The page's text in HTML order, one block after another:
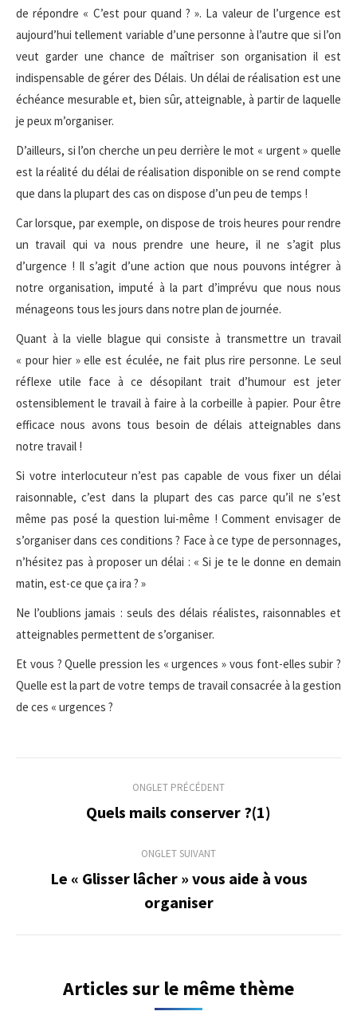
de répondre « C’est pour quand ? ». La valeur de l’urgence est
aujourd’hui tellement variable d’une personne à l’autre que si l’on
veut garder une chance de maîtriser son organisation il est
indispensable de gérer des Délais. Un délai de réalisation est une
échéance mesurable et, bien sûr, atteignable, à partir de laquelle
je peux m’organiser.
D’ailleurs, si l’on cherche un peu derrière le mot « urgent » quelle
est la réalité du délai de réalisation disponible on se rend compte
que dans la plupart des cas on dispose d’un peu de temps !
Car lorsque, par exemple, on dispose de trois heures pour rendre
un travail qui va nous prendre une heure, il ne s’agit plus
d’urgence ! Il s’agit d’une action que nous pouvons intégrer à
notre organisation, imputé à la part d’imprévu que nous nous
ménageons tous les jours dans notre plan de journée.
Quant à la vielle blague qui consiste à transmettre un travail
« pour hier » elle est éculée, ne fait plus rire personne. Le seul
réflexe utile face à ce désopilant trait d’humour est jeter
ostensiblement le travail à faire à la corbeille à papier. Pour être
efficace nous avons tous besoin de délais atteignables dans
notre travail !
Si votre interlocuteur n’est pas capable de vous fixer un délai
raisonnable, c’est dans la plupart des cas parce qu’il ne s’est
même pas posé la question lui-même ! Comment envisager de
s’organiser dans ces conditions ? Face à ce type de personnages,
n’hésitez pas à proposer un délai : « Si je te le donne en demain
matin, est-ce que ça ira ? »
Ne l’oublions jamais : seuls des délais réalistes, raisonnables et
atteignables permettent de s’organiser.
Et vous ? Quelle pression les « urgences » vous font-elles subir ?
Quelle est la part de votre temps de travail consacrée à la gestion
de ces « urgences ?
commentaire
ONGLET PRÉCÉDENT
Onglet
Quels mails conserver ?(1)
ONGLET SUIVANT
Onglet
suivant
Le « Glisser lâcher » vous aide à vous
organiser
Articles sur le même thème